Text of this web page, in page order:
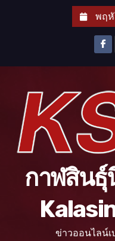
พฤหั
กาฬสินธุ์
ข่าวออนไลน์เ